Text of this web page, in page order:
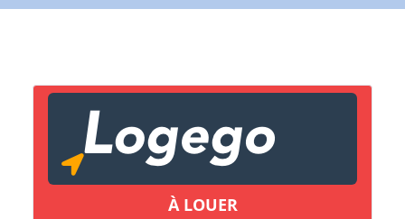
À LOUER
Lien vers inscription (sera inclus dans courriel)
Copier lien
X Fermer